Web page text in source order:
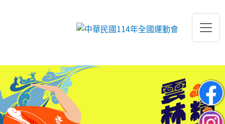
跳到主要內容